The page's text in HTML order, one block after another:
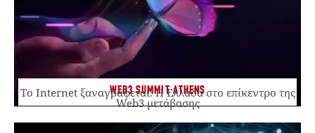
WEB3 SUMMIT ATHENS
Το Internet ξαναγράφεται. Η Ελλάδα στο επίκεντρο της
Web3 μετάβασης